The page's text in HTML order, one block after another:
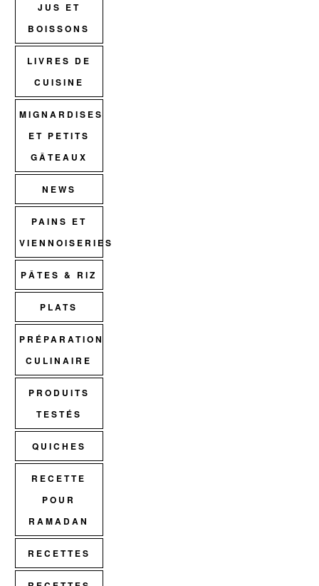
JUS ET
BOISSONS
LIVRES DE
CUISINE
MIGNARDISES
ET PETITS
GÂTEAUX
NEWS
PAINS ET
VIENNOISERIES
PÂTES & RIZ
PLATS
PRÉPARATION
CULINAIRE
PRODUITS
TESTÉS
QUICHES
RECETTE
POUR
RAMADAN
RECETTES